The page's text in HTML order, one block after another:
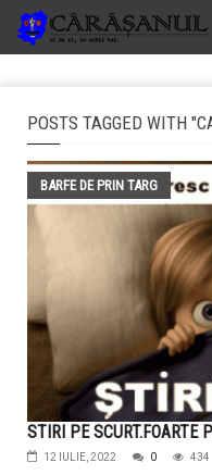
POSTS TAGGED WITH
BARFE DE PRIN TARG
STIRI PE SCURT.FOARTE
12 IULIE, 2022 0 434